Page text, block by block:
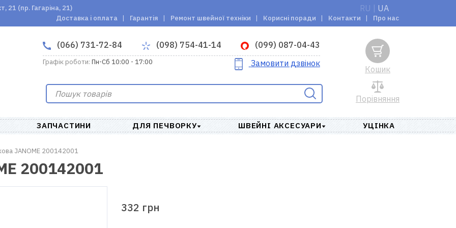
21 (пр. Гагаріна, 21) RU UA
Доставка і оплата Гарантія Ремонт швейної техніки Корисні поради Контакти Про нас
(066) 731-72-84 (098) 754-41-14 (099) 087-04-43
Графік роботи: Пн-Сб 10:00 - 17:00 Замовити дзвінок
Порівняння
Кошик
ЗАПЧАСТИНИ ДЛЯ ПЕЧВОРКУ ШВЕЙНІ АКСЕСУАРИ УЦІНКА
JANOME 200142001
200142001
332 грн